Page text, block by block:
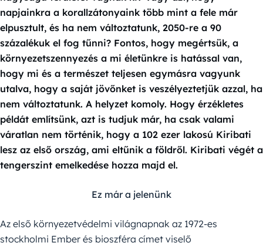
napjainkra a korallzátonyaink több mint a fele már
elpusztult, és ha nem változtatunk, 2050-re a 90
százalékuk el fog tűnni? Fontos, hogy megértsük, a
környezetszennyezés a mi életünkre is hatással van,
hogy mi és a természet teljesen egymásra vagyunk
utalva, hogy a saját jövőnket is veszélyeztetjük azzal, ha
nem változtatunk. A helyzet komoly. Hogy érzékletes
példát említsünk, azt is tudjuk már, ha csak valami
váratlan nem történik, hogy a 102 ezer lakosú Kiribati
lesz az első ország, ami eltűnik a földről. Kiribati végét a
tengerszint emelkedése hozza majd el.
Ez már a jelenünk
Az első környezetvédelmi világnapnak az 1972-es
stockholmi Ember és bioszféra címet viselő